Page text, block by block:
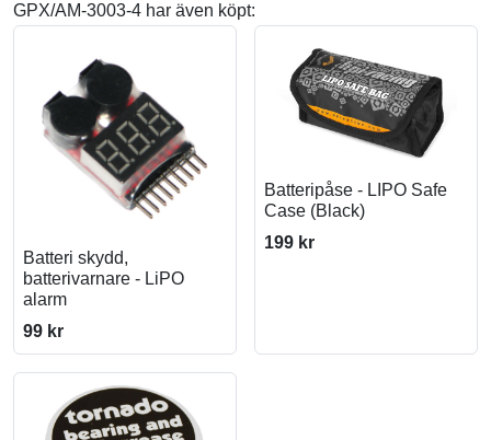
GPX/AM-3003-4 har även köpt:
Batteri skydd,
batterivarnare - LiPO
alarm
99 kr
Batteripåse - LIPO Safe
Case (Black)
199 kr